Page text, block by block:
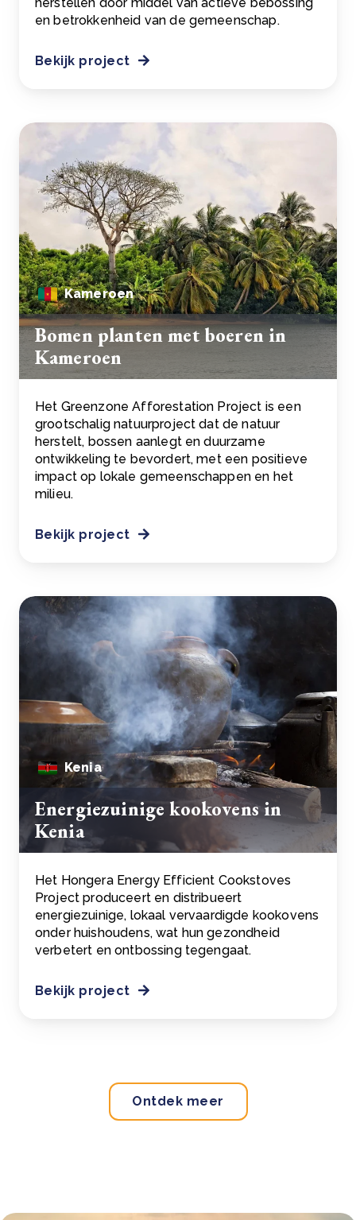
en betrokkenheid van de gemeenschap.
Bekijk project
Kameroen
Bomen planten met boeren in
Kameroen
Het Greenzone Afforestation Project is een
grootschalig natuurproject dat de natuur
herstelt, bossen aanlegt en duurzame
ontwikkeling te bevordert, met een positieve
impact op lokale gemeenschappen en het
milieu.
Bekijk project
Kenia
Energiezuinige kookovens in
Kenia
Het Hongera Energy Efficient Cookstoves
Project produceert en distribueert
energiezuinige, lokaal vervaardigde kookovens
onder huishoudens, wat hun gezondheid
verbetert en ontbossing tegengaat.
Bekijk project
Ontdek meer